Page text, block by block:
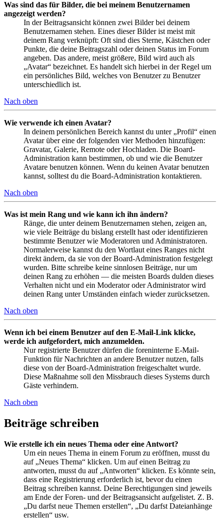
Was sind das für Bilder, die bei meinem Benutzernamen
angezeigt werden?
In der Beitragsansicht können zwei Bilder bei deinem
Benutzernamen stehen. Eines dieser Bilder ist meist mit
deinem Rang verknüpft: Oft sind dies Sterne, Kästchen oder
Punkte, die deine Beitragszahl oder deinen Status im Forum
angeben. Das andere, meist größere, Bild wird auch als
„Avatar“ bezeichnet. Es handelt sich hierbei in der Regel um
ein persönliches Bild, welches von Benutzer zu Benutzer
unterschiedlich ist.
Nach oben
Wie verwende ich einen Avatar?
In deinem persönlichen Bereich kannst du unter „Profil“ einen
Avatar über eine der folgenden vier Methoden hinzufügen:
Gravatar, Galerie, Remote oder Hochladen. Die Board-
Administration kann bestimmen, ob und wie die Benutzer
Avatare benutzen können. Wenn du keinen Avatar benutzen
kannst, solltest du die Board-Administration kontaktieren.
Nach oben
Was ist mein Rang und wie kann ich ihn ändern?
Ränge, die unter deinem Benutzernamen stehen, zeigen an,
wie viele Beiträge du bislang erstellt hast oder identifizieren
bestimmte Benutzer wie Moderatoren und Administratoren.
Normalerweise kannst du den Wortlaut eines Ranges nicht
direkt ändern, da sie von der Board-Administration festgelegt
wurden. Bitte schreibe keine sinnlosen Beiträge, nur um
deinen Rang zu erhöhen — die meisten Boards dulden dieses
Verhalten nicht und ein Moderator oder Administrator wird
deinen Rang unter Umständen einfach wieder zurücksetzen.
Nach oben
Wenn ich bei einem Benutzer auf den E-Mail-Link klicke,
werde ich aufgefordert, mich anzumelden.
Nur registrierte Benutzer dürfen die foreninterne E-Mail-
Funktion für Nachrichten an andere Benutzer nutzen, falls
diese von der Board-Administration freigeschaltet wurde.
Diese Maßnahme soll den Missbrauch dieses Systems durch
Gäste verhindern.
Nach oben
Beiträge schreiben
Wie erstelle ich ein neues Thema oder eine Antwort?
Um ein neues Thema in einem Forum zu eröffnen, musst du
auf „Neues Thema“ klicken. Um auf einen Beitrag zu
antworten, musst du auf „Antworten“ klicken. Es könnte sein,
dass eine Registrierung erforderlich ist, bevor du einen
Beitrag schreiben kannst. Deine Berechtigungen sind jeweils
am Ende der Foren- und der Beitragsansicht aufgelistet. Z. B.
„Du darfst neue Themen erstellen“, „Du darfst Dateianhänge
erstellen“ usw.